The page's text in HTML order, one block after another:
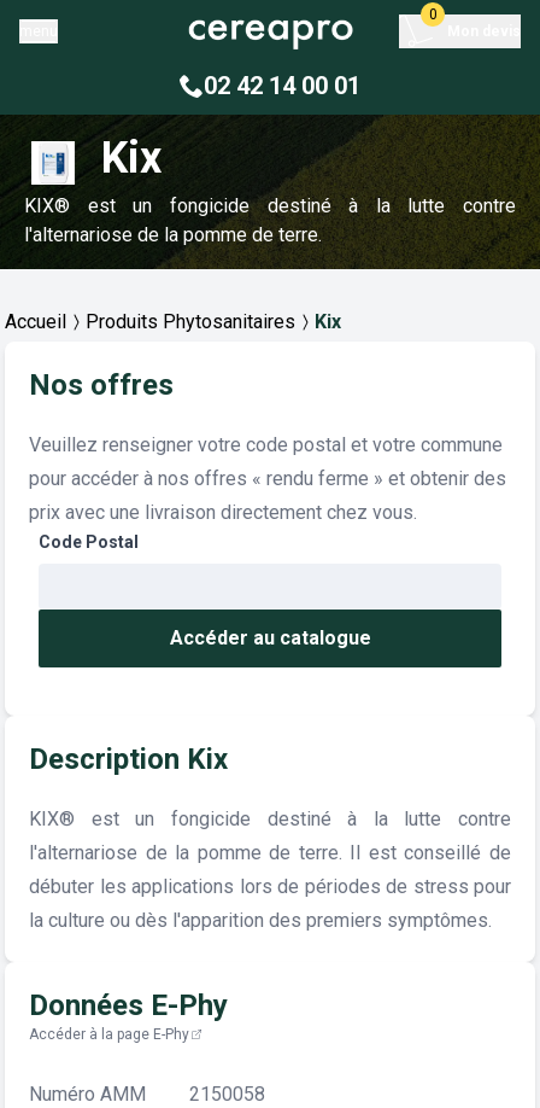
0
02 42 14 00 01
Kix
KIX® est un fongicide destiné à la lutte contre
l'alternariose de la pomme de terre.
Accueil Produits Phytosanitaires Kix
Nos offres
Veuillez renseigner votre code postal et votre commune
pour accéder à nos offres « rendu ferme » et obtenir des
prix avec une livraison directement chez vous.
Code Postal
Accéder au catalogue
Description Kix
KIX® est un fongicide destiné à la lutte contre
l'alternariose de la pomme de terre. Il est conseillé de
débuter les applications lors de périodes de stress pour
la culture ou dès l'apparition des premiers symptômes.
Données E-Phy
Accéder à la page E-Phy
Numéro AMM 2150058